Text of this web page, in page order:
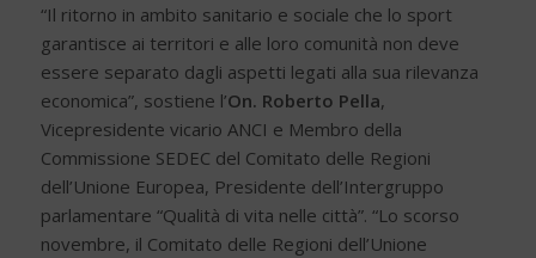
“Il ritorno in ambito sanitario e sociale che lo sport
garantisce ai territori e alle loro comunità non deve
essere separato dagli aspetti legati alla sua rilevanza
economica”, sostiene l’On. Roberto Pella,
Vicepresidente vicario ANCI e Membro della
Commissione SEDEC del Comitato delle Regioni
dell’Unione Europea, Presidente dell’Intergruppo
parlamentare “Qualità di vita nelle città”. “Lo scorso
novembre, il Comitato delle Regioni dell’Unione